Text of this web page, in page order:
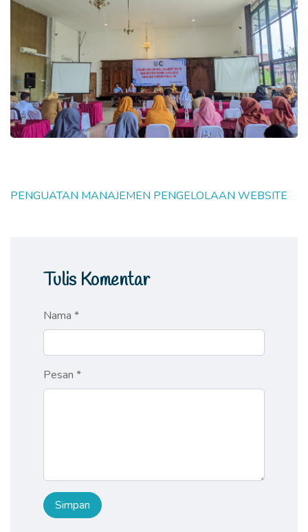
PENGUATAN MANAJEMEN PENGELOLAAN WEBSITE
Tulis Komentar
Nama *
Pesan *